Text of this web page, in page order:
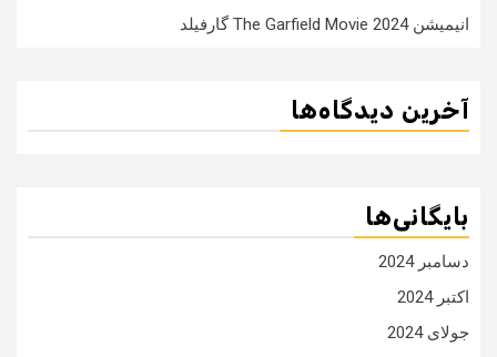
انیمیشن The Garfield Movie 2024 گارفیلد
آخرین دیدگاه‌ها
بایگانی‌ها
دسامبر 2024
اکتبر 2024
جولای 2024